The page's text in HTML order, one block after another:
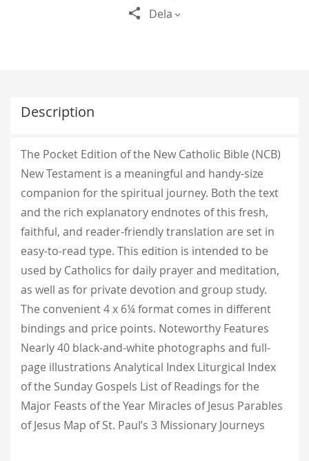
Dela
Description
The Pocket Edition of the New Catholic Bible (NCB)
New Testament is a meaningful and handy-size
companion for the spiritual journey. Both the text
and the rich explanatory endnotes of this fresh,
faithful, and reader-friendly translation are set in
easy-to-read type. This edition is intended to be
used by Catholics for daily prayer and meditation,
as well as for private devotion and group study.
The convenient 4 x 6¼ format comes in different
bindings and price points. Noteworthy Features
Nearly 40 black-and-white photographs and full-
page illustrations Analytical Index Liturgical Index
of the Sunday Gospels List of Readings for the
Major Feasts of the Year Miracles of Jesus Parables
of Jesus Map of St. Paul’s 3 Missionary Journeys